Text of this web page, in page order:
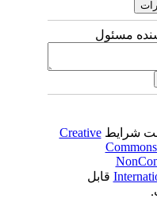
مسئول
شرایطCreative
قابل